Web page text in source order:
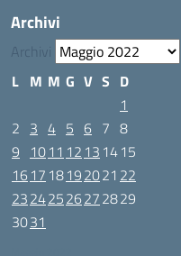
Archivi
Archivi
L M M G V S D
1
2 3 4 5 6 7 8
9 1011 12 13 1415
1617 18192021 22
23242526272829
3031